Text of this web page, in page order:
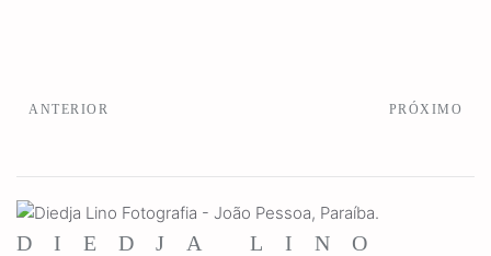
ANTERIOR PRÓXIMO
DIEDJA LINO